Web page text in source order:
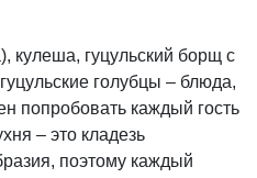
кулеша, гуцульский борщ с
голубцы – блюда,
попробовать каждый гость
– это кладезь
поэтому каждый